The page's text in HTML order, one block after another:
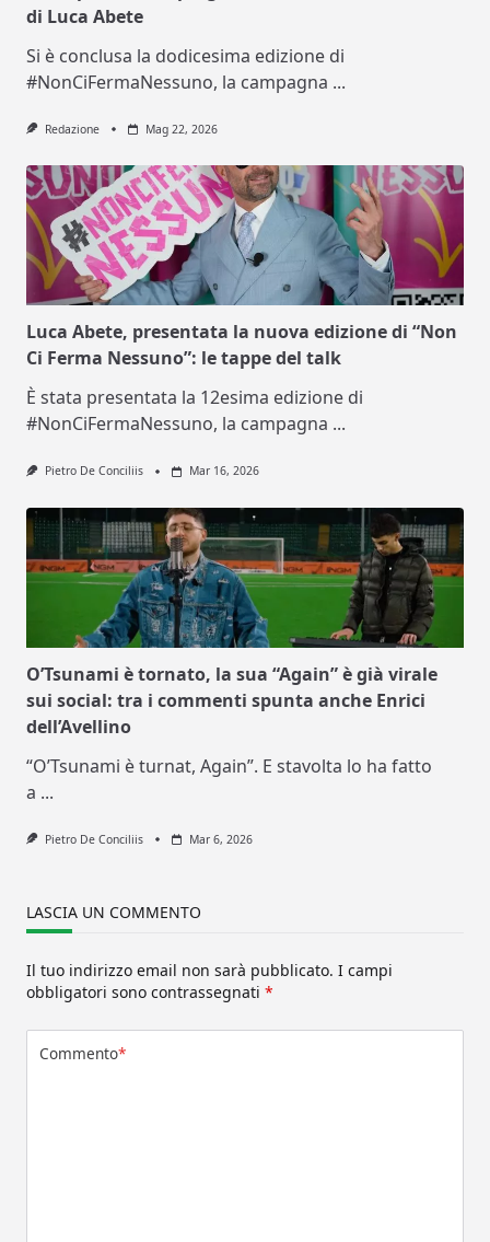
di Luca Abete
Si è conclusa la dodicesima edizione di
#NonCiFermaNessuno, la campagna ...
Redazione Mag 22, 2026
Luca Abete, presentata la nuova edizione di “Non
Ci Ferma Nessuno”: le tappe del talk
È stata presentata la 12esima edizione di
#NonCiFermaNessuno, la campagna ...
Pietro De Conciliis Mar 16, 2026
O’Tsunami è tornato, la sua “Again” è già virale
sui social: tra i commenti spunta anche Enrici
dell’Avellino
“O’Tsunami è turnat, Again”. E stavolta lo ha fatto
a ...
Pietro De Conciliis Mar 6, 2026
LASCIA UN COMMENTO
Il tuo indirizzo email non sarà pubblicato. I campi
obbligatori sono contrassegnati *
Commento*